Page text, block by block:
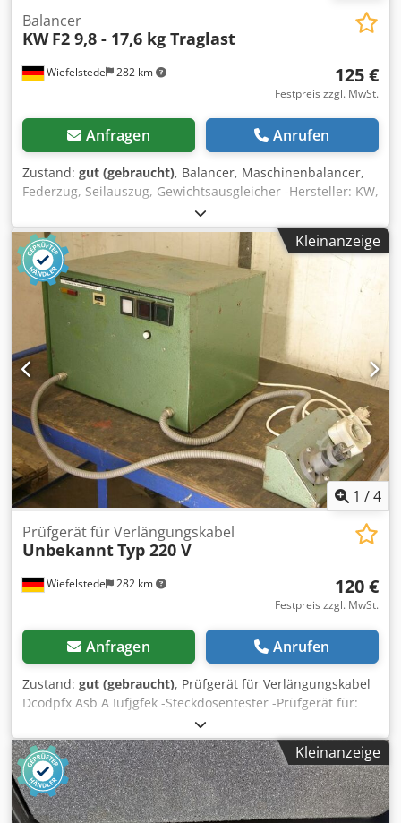
Wiefelstede 282 km
Balancer
KW F2 9,8 - 17,6 kg Traglast
125 €
Festpreis zzgl. MwSt.
Anfragen Anrufen
Zustand: gut (gebraucht), Balancer, Maschinenbalancer,
Federzug, Seilauszug, Gewichtsausgleicher -Hersteller: KW,
Federzug Typ F2 mit Arretierung Dodpfx Ajir E S Ijgfjck -
Belastung: 98-176 N -Seilauszug: 1,9 m -Anzahl: 2x
Federzug vorhanden -Preis: pro Stück -Abmessung:
225/125/H340 mm -Eigengewicht: 10,3 kg/St.
Kleinanzeige
1 /4
Wiefelstede 282 km
Prüfgerät für Verlängungskabel
UnbekanntTyp 220 V
120 €
Festpreis zzgl. MwSt.
Anfragen Anrufen
Zustand: gut (gebraucht), Prüfgerät für Verlängungskabel
Dcodpfx Asb A Iufjgfek -Steckdosentester -Prüfgerät für:
Verlängungskabel, Tischsteckdosen -Gewicht: 30 kg
Kleinanzeige